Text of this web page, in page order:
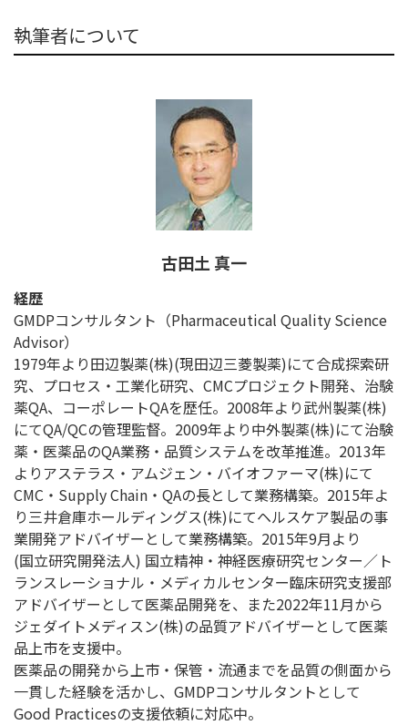
執筆者について
古田土 真一
経歴
GMDPコンサルタント（Pharmaceutical Quality Science
Advisor）
1979年より田辺製薬(株)(現田辺三菱製薬)にて合成探索研
究、プロセス・工業化研究、CMCプロジェクト開発、治験
薬QA、コーポレートQAを歴任。2008年より武州製薬(株)
にてQA/QCの管理監督。2009年より中外製薬(株)にて治験
薬・医薬品のQA業務・品質システムを改革推進。2013年
よりアステラス・アムジェン・バイオファーマ(株)にて
CMC・Supply Chain・QAの長として業務構築。2015年よ
り三井倉庫ホールディングス(株)にてヘルスケア製品の事
業開発アドバイザーとして業務構築。2015年9月より
(国立研究開発法人) 国立精神・神経医療研究センター／ト
ランスレーショナル・メディカルセンター臨床研究支援部
アドバイザーとして医薬品開発を、また2022年11月から
ジェダイトメディスン(株)の品質アドバイザーとして医薬
品上市を支援中。
医薬品の開発から上市・保管・流通までを品質の側面から
一貫した経験を活かし、GMDPコンサルタントとして
Good Practicesの支援依頼に対応中。